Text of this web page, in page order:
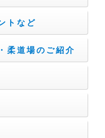
トなど
柔道場のご紹介